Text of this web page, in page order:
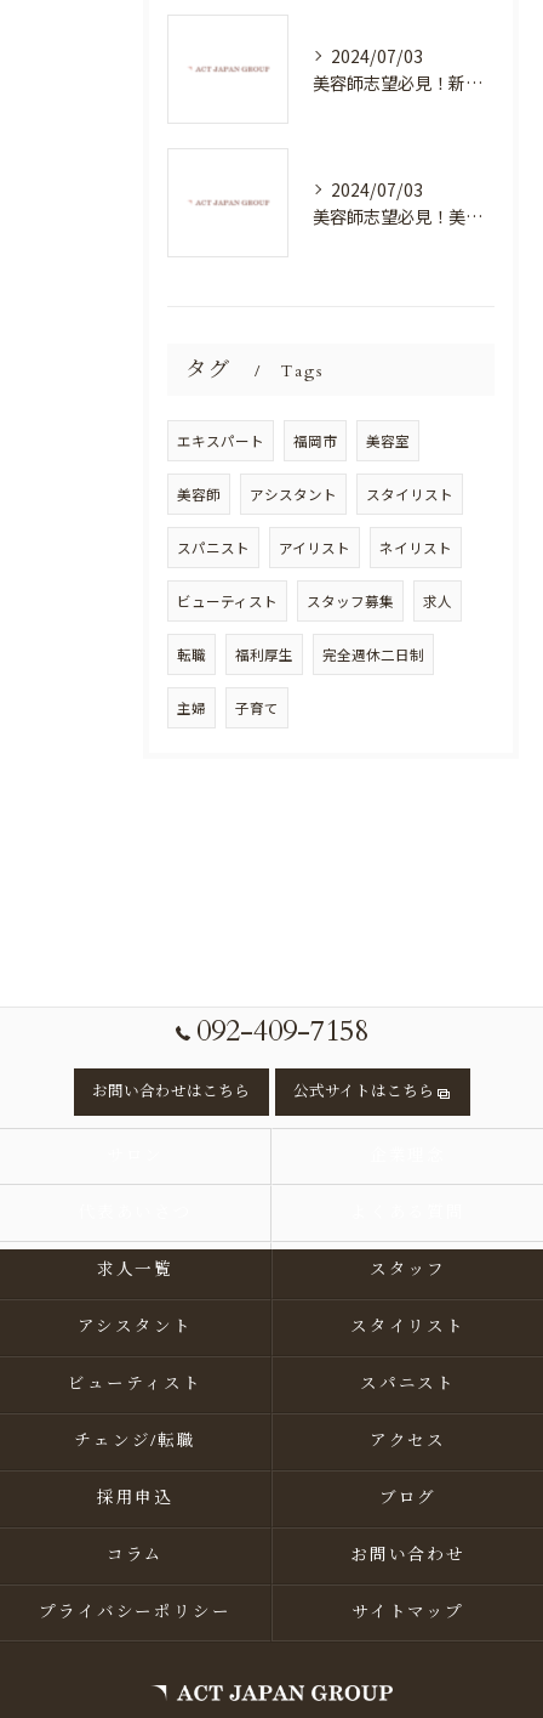
2024/07/03
美容師志望必見！新たな価値を創造する美容室でハイレベルな技術を学べる環境
2024/07/03
美容師志望必見！美容室NEWSTANDARDで最高のスキルアップを目指そう！
タグ Tags
エキスパート 福岡市 美容室
美容師 アシスタント スタイリスト
スパニスト アイリスト ネイリスト
ビューティスト スタッフ募集 求人
転職 福利厚生 完全週休二日制
主婦 子育て
092-409-7158
お問い合わせはこちら 公式サイトはこちら
求人一覧 スタッフ
アシスタント スタイリスト
ビューティスト スパニスト
チェンジ/転職 アクセス
採用申込 ブログ
コラム お問い合わせ
プライバシーポリシー サイトマップ